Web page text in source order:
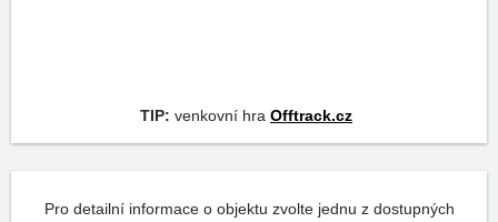
TIP: venkovní hra Offtrack.cz
Pro detailní informace o objektu zvolte jednu z dostupných